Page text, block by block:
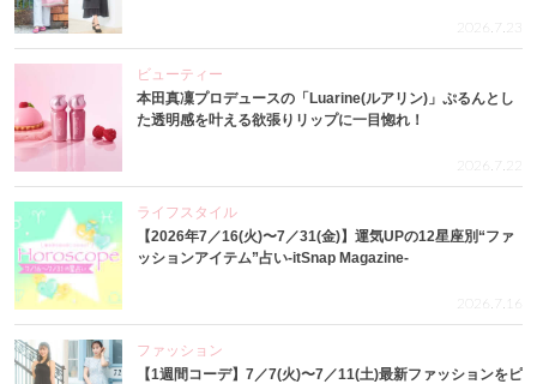
2026.7.23
ビューティー
本田真凜プロデュースの「Luarine(ルアリン)」ぷるんとし
た透明感を叶える欲張りリップに一目惚れ！
2026.7.22
ライフスタイル
【2026年7／16(火)〜7／31(金)】運気UPの12星座別“ファ
ッションアイテム”占い-itSnap Magazine-
2026.7.16
ファッション
【1週間コーデ】7／7(火)〜7／11(土)最新ファッションをピ